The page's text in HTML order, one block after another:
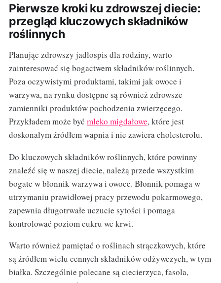
Pierwsze kroki ku zdrowszej diecie:
przegląd kluczowych składników
roślinnych
Planując zdrowszy jadłospis dla rodziny, warto
zainteresować się bogactwem składników roślinnych.
Poza oczywistymi produktami, takimi jak owoce i
warzywa, na rynku dostępne są również zdrowsze
zamienniki produktów pochodzenia zwierzęcego.
Przykładem może być mleko migdałowe, które jest
doskonałym źródłem wapnia i nie zawiera cholesterolu.
Do kluczowych składników roślinnych, które powinny
znaleźć się w naszej diecie, należą przede wszystkim
bogate w błonnik warzywa i owoce. Błonnik pomaga w
utrzymaniu prawidłowej pracy przewodu pokarmowego,
zapewnia długotrwałe uczucie sytości i pomaga
kontrolować poziom cukru we krwi.
Warto również pamiętać o roślinach strączkowych, które
są źródłem wielu cennych składników odżywczych, w tym
białka. Szczególnie polecane są ciecierzyca, fasola,